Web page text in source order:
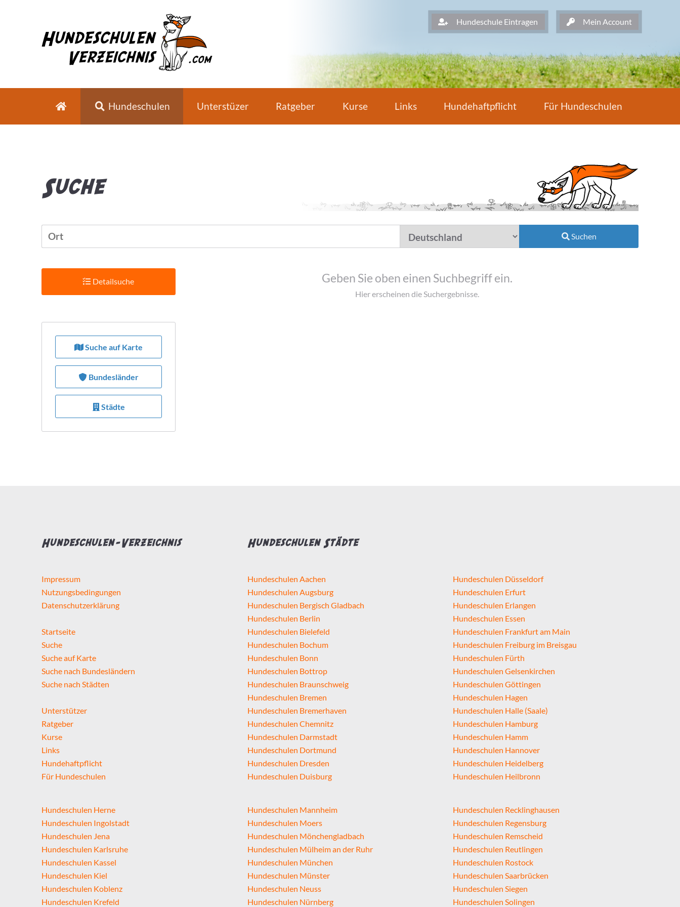
Hundeschule Eintragen Mein Account
Hundeschulen Unterstüzer Ratgeber Kurse Links Hundehaftpflicht Für Hundeschulen
Suche
Suchen
Detailsuche
Bietet Leistung
Preis pro Stunde max.
Selbstständig seit mindestens
Detailsuche starten
Suche auf Karte
Bundesländer
Städte
Geben Sie oben einen Suchbegriff ein.
Hier erscheinen die Suchergebnisse.
Hundeschulen-Verzeichnis
Impressum
Nutzungsbedingungen
Datenschutzerklärung
Startseite
Suche
Suche auf Karte
Suche nach Bundesländern
Suche nach Städten
Unterstützer
Ratgeber
Kurse
Links
Hundehaftpflicht
Für Hundeschulen
Hundeschulen Städte
Hundeschulen Aachen
Hundeschulen Augsburg
Hundeschulen Bergisch Gladbach
Hundeschulen Berlin
Hundeschulen Bielefeld
Hundeschulen Bochum
Hundeschulen Bonn
Hundeschulen Bottrop
Hundeschulen Braunschweig
Hundeschulen Bremen
Hundeschulen Bremerhaven
Hundeschulen Chemnitz
Hundeschulen Darmstadt
Hundeschulen Dortmund
Hundeschulen Dresden
Hundeschulen Duisburg
Hundeschulen Düsseldorf
Hundeschulen Erfurt
Hundeschulen Erlangen
Hundeschulen Essen
Hundeschulen Frankfurt am Main
Hundeschulen Freiburg im Breisgau
Hundeschulen Fürth
Hundeschulen Gelsenkirchen
Hundeschulen Göttingen
Hundeschulen Hagen
Hundeschulen Halle (Saale)
Hundeschulen Hamburg
Hundeschulen Hamm
Hundeschulen Hannover
Hundeschulen Heidelberg
Hundeschulen Heilbronn
Hundeschulen Herne
Hundeschulen Ingolstadt
Hundeschulen Jena
Hundeschulen Karlsruhe
Hundeschulen Kassel
Hundeschulen Kiel
Hundeschulen Koblenz
Hundeschulen Krefeld
Hundeschulen Mannheim
Hundeschulen Moers
Hundeschulen Mönchengladbach
Hundeschulen Mülheim an der Ruhr
Hundeschulen München
Hundeschulen Münster
Hundeschulen Neuss
Hundeschulen Nürnberg
Hundeschulen Recklinghausen
Hundeschulen Regensburg
Hundeschulen Remscheid
Hundeschulen Reutlingen
Hundeschulen Rostock
Hundeschulen Saarbrücken
Hundeschulen Siegen
Hundeschulen Solingen